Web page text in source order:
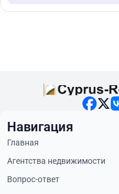
Навигация
Главная
Агентства недвижимости
Вопрос-ответ